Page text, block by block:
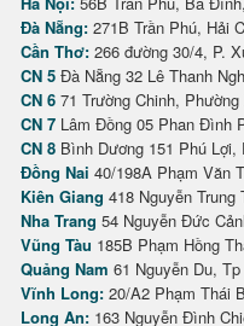
Đà Nẵng: 271B Trần Phú, Hải
Cần Thơ: 266 đường 30/4, P.
CN 5 Đà Nẵng 32 Lê Thanh
CN 6 71 Trường Chinh,
CN 7 Lâm Đồng 05 Phan Đình
CN 8 Bình Dương 151 Phú
Đồng Nai 40/198A Phạm Văn
Kiên Giang 418 Nguyễn
Nha Trang 54 Nguyễn Đức
Vũng Tàu 185B Phạm Hồng
Quảng Nam 61 Nguyễn Du,
Vĩnh Long: 20/A2 Phạm Thái
Long An: 163 Nguyễn Đình